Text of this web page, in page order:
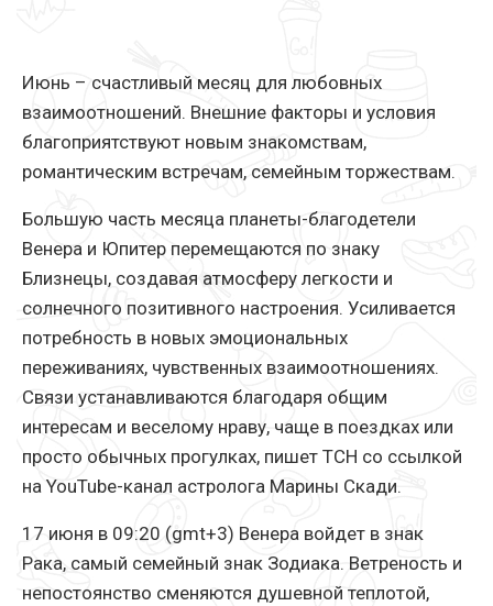
Июнь – счастливый месяц для любовных
взаимоотношений. Внешние факторы и условия
благоприятствуют новым знакомствам,
романтическим встречам, семейным торжествам.
Большую часть месяца планеты-благодетели
Венера и Юпитер перемещаются по знаку
Близнецы, создавая атмосферу легкости и
солнечного позитивного настроения. Усиливается
потребность в новых эмоциональных
переживаниях, чувственных взаимоотношениях.
Связи устанавливаются благодаря общим
интересам и веселому нраву, чаще в поездках или
просто обычных прогулках, пишет ТСН со ссылкой
на YouTube-канал астролога Марины Скади.
17 июня в 09:20 (gmt+3) Венера войдет в знак
Рака, самый семейный знак Зодиака. Ветреность и
непостоянство сменяются душевной теплотой,